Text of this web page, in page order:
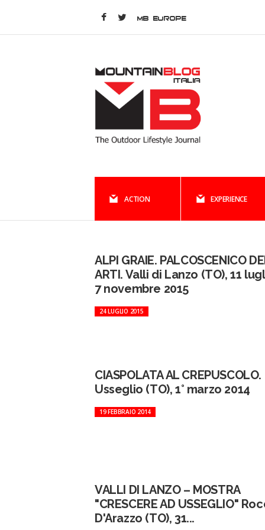
MB EUROPE
ACTION EXPERIENCE
ALPI GRAIE. PALCOSCENICO
ARTI. Valli di Lanzo (TO), 11
7 novembre 2015
24 LUGLIO 2015
CIASPOLATA AL CREPUSCOLO.
Usseglio (TO), 1° marzo 2014
19 FEBBRAIO 2014
VALLI DI LANZO – MOSTRA
"CRESCERE AD USSEGLIO"
D'Arazzo (TO), 31...